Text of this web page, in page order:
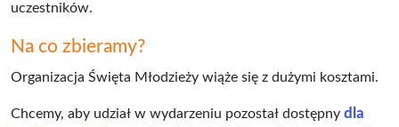
uczestników.
Na co zbieramy?
Organizacja Święta Młodzieży wiąże się z dużymi kosztami.
Chcemy, aby udział w wydarzeniu pozostał dostępny dla